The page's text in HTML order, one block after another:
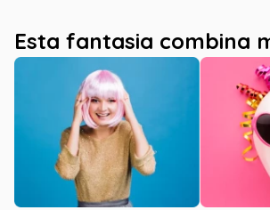
Esta fantasia combina